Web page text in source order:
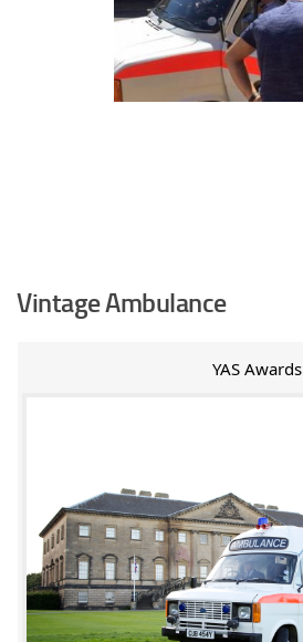
Vintage Ambulance
YAS Awards